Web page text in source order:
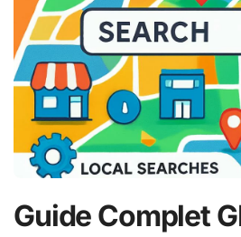
Guide Complet